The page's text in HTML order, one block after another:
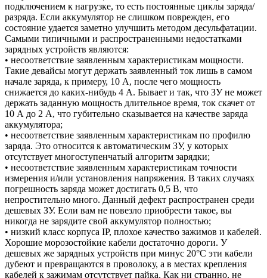
подключением к нагрузке, то есть постоянные циклы заряда/
разряда. Если аккумулятор не слишком поврежден, его
состояние удается заметно улучшить методом десульфатации.
Самыми типичными и распространенными недостатками
зарядных устройств являются:
• несоответствие заявленным характеристикам мощности.
Такие девайсы могут держать заявленный ток лишь в самом
начале заряда, к примеру, 10 А, после чего мощность
снижается до каких-нибудь 4 А. Бывает и так, что ЗУ не может
держать заданную мощность длительное время, ток скачет от
10 А до 2 А, что губительно сказывается на качестве заряда
аккумулятора;
• несоответствие заявленным характеристикам по профилю
заряда. Это относится к автоматическим ЗУ, у которых
отсутствует многоступенчатый алгоритм зарядки;
• несоответствие заявленным характеристикам точности
измерения и/или установления напряжения. В таких случаях
погрешность заряда может достигать 0,5 В, что
непростительно много. Данный дефект распространен среди
дешевых ЗУ. Если вам не повезло приобрести такое, вы
никогда не зарядите свой аккумулятор полностью;
• низкий класс корпуса IP, плохое качество зажимов и кабелей.
Хорошие морозостойкие кабели достаточно дороги. У
дешевых же зарядных устройств при минус 20°С эти кабели
дубеют и превращаются в проволоку, а в местах крепления
кабелей к зажимам отсутствует пайка. Как ни странно, не